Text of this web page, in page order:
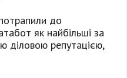
до
як найбільші за
діловою репутацією,